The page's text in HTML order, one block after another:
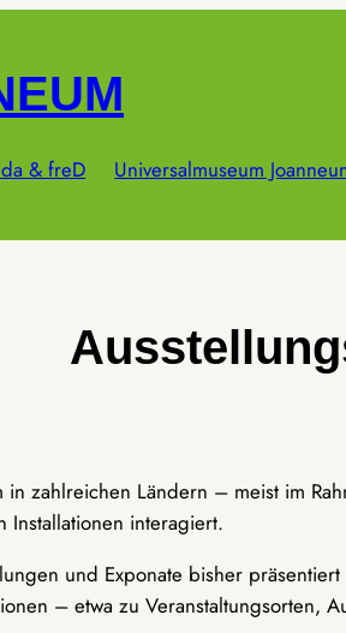
& freD Universalmuseum
zahlreichen Ländern – meist im
Installationen interagiert.
und Exponate bisher
– etwa zu